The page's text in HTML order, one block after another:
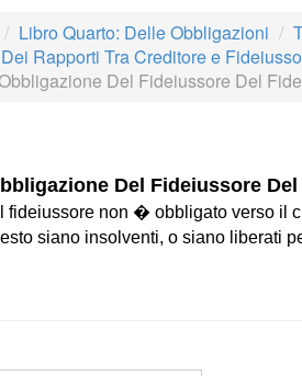
Libro Quarto: Delle Obbligazioni
Rapporti Tra Creditore e
Del Fideiussore Del
Del Fideiussore
fideiussore non � obbligato verso il
siano insolventi, o siano liberati